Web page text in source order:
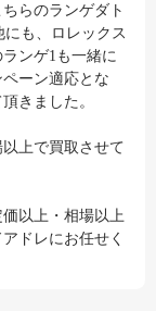
らのランゲダト
にも、ロレックス
ンゲ1も一緒に
ーン適応とな
きました。
上で買取させて
以上・相場以上
ドレにお任せく